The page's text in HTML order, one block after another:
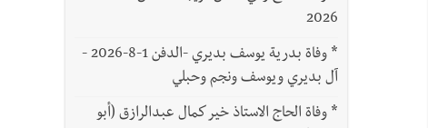
2026
*
وفاة بدرية يوسف بديري -الدفن 1-8-2026 -
آل بديري ويوسف ونجم وحبلي
* وفاة الحاج الاستاذ خير كمال عبدالرازق (أبو